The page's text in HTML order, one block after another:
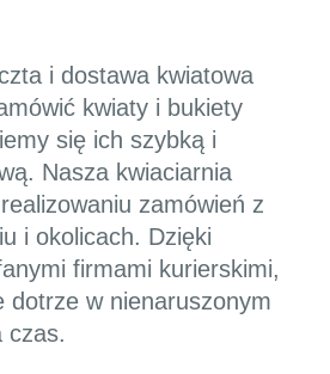
i dostawa kwiatowa
kwiaty i bukiety
się ich szybką i
Nasza kwiaciarnia
zamówień z
i okolicach. Dzięki
firmami kurierskimi,
dotrze w nienaruszonym
czas.